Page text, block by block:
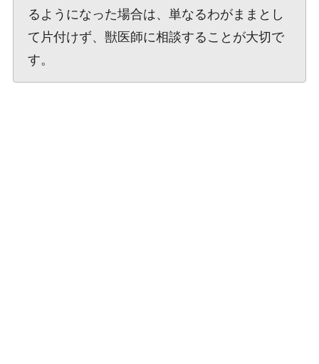
るようになった場合は、単なるわがままとし
て片付けず、獣医師に相談することが大切で
す。